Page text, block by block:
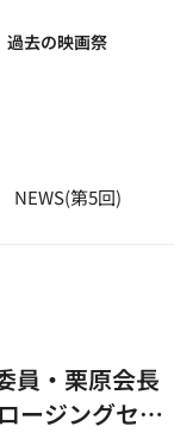
過去の映画祭
NEWS(第5回)
員・栗原会長
ージングセレ